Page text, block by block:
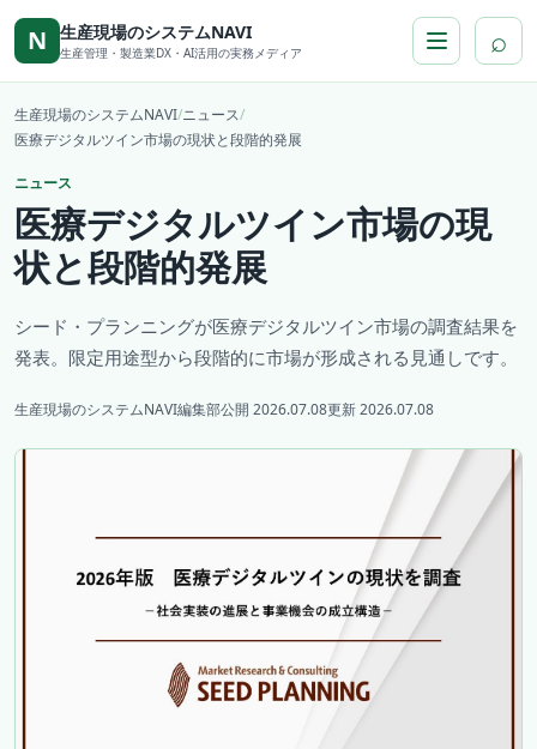
本文へ移動
N 生産現場のシステムNAVI
生産管理・製造業DX・AI活用の実務メディア ⌕
生産現場のシステムNAVI/ニュース/
医療デジタルツイン市場の現状と段階的発展
ニュース
医療デジタルツイン市場の現
状と段階的発展
シード・プランニングが医療デジタルツイン市場の調査結果を
発表。限定用途型から段階的に市場が形成される見通しです。
生産現場のシステムNAVI編集部公開 2026.07.08更新 2026.07.08